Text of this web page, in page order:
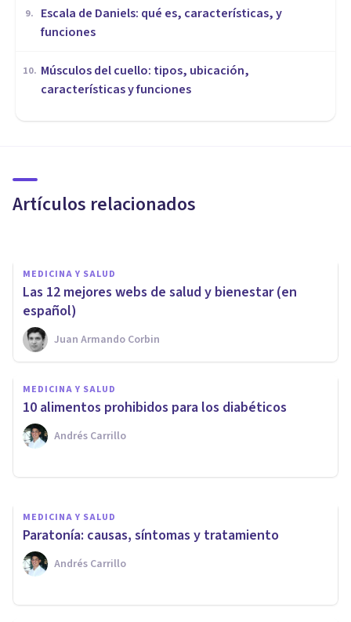
9.
Escala de Daniels: qué es, características, y
funciones
10. Músculos del cuello: tipos, ubicación,
características y funciones
Artículos relacionados
dientes (estudio científico)
MEDICINA Y SALUD
Las 12 mejores webs de salud y bienestar (en
español)
Juan Armando Corbin
MEDICINA Y SALUD
10 alimentos prohibidos para los diabéticos
Andrés Carrillo
Acondroplasia: síntomas,
causas y tratamientos
MEDICINA Y SALUD
Paratonía: causas, síntomas y tratamiento
Andrés Carrillo